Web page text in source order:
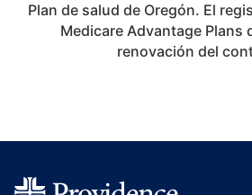
Plan de salud de Oregón. El
Medicare Advantage Plans
renovación del